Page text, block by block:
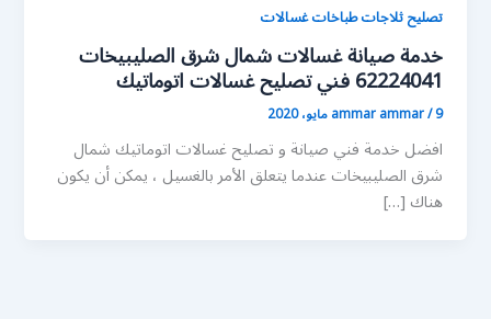
تصليح ثلاجات طباخات غسالات
خدمة صيانة غسالات شمال شرق الصليبيخات
62224041 فني تصليح غسالات اتوماتيك
ammar ammar/9 مايو، 2020
افضل خدمة فني صيانة و تصليح غسالات اتوماتيك شمال
شرق الصليبيخات عندما يتعلق الأمر بالغسيل ، يمكن أن يكون
هناك […]